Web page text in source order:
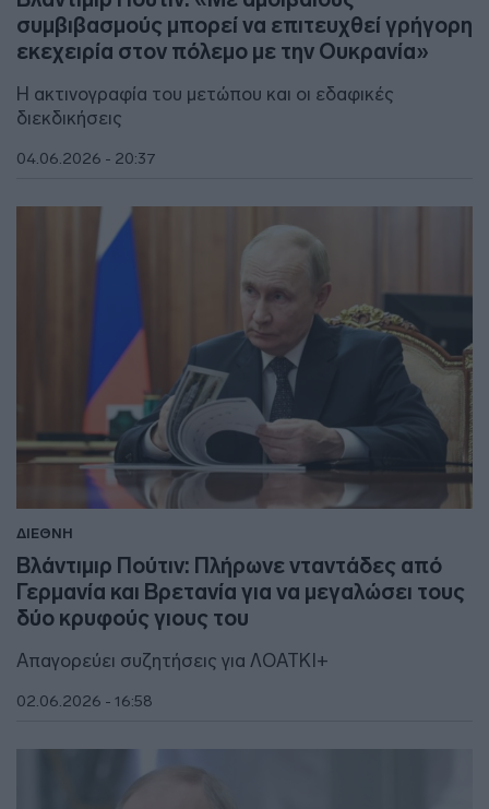
συμβιβασμούς μπορεί να επιτευχθεί γρήγορη
εκεχειρία στον πόλεμο με την Ουκρανία»
Η ακτινογραφία του μετώπου και οι εδαφικές
διεκδικήσεις
04.06.2026 - 20:37
ΔΙΕΘΝΗ
Βλάντιμιρ Πούτιν: Πλήρωνε νταντάδες από
Γερμανία και Βρετανία για να μεγαλώσει τους
δύο κρυφούς γιους του
Απαγορεύει συζητήσεις για ΛΟΑΤΚΙ+
02.06.2026 - 16:58